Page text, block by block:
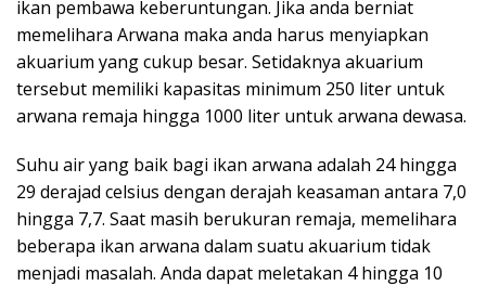
ikan pembawa keberuntungan. Jika anda berniat
memelihara Arwana maka anda harus menyiapkan
akuarium yang cukup besar. Setidaknya akuarium
tersebut memiliki kapasitas minimum 250 liter untuk
arwana remaja hingga 1000 liter untuk arwana dewasa.
Suhu air yang baik bagi ikan arwana adalah 24 hingga
29 derajad celsius dengan derajah keasaman antara 7,0
hingga 7,7. Saat masih berukuran remaja, memelihara
beberapa ikan arwana dalam suatu akuarium tidak
menjadi masalah. Anda dapat meletakan 4 hingga 10